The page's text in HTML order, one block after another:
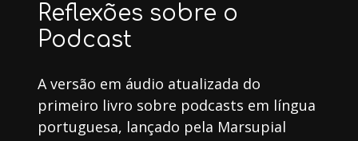
Reflexões sobre o
Podcast
A versão em áudio atualizada do
primeiro livro sobre podcasts em língua
portuguesa, lançado pela Marsupial